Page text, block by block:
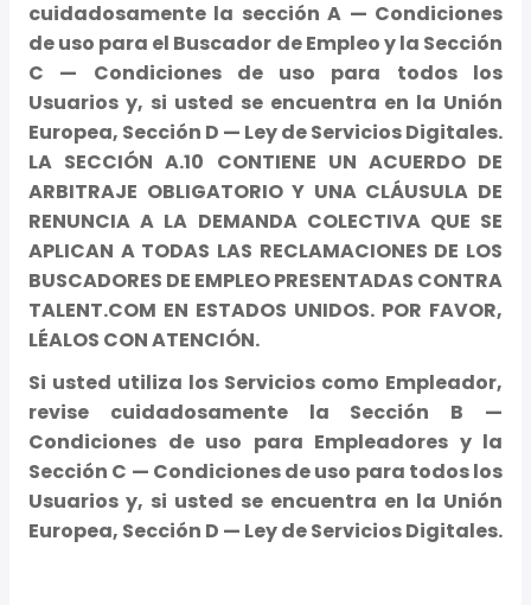
cuidadosamente la sección A — Condiciones
de uso para el Buscador de Empleo y la Sección
C — Condiciones de uso para todos los
Usuarios y, si usted se encuentra en la Unión
Europea, Sección D — Ley de Servicios Digitales.
LA SECCIÓN A.10 CONTIENE UN ACUERDO DE
ARBITRAJE OBLIGATORIO Y UNA CLÁUSULA DE
RENUNCIA A LA DEMANDA COLECTIVA QUE SE
APLICAN A TODAS LAS RECLAMACIONES DE LOS
BUSCADORES DE EMPLEO PRESENTADAS CONTRA
TALENT.COM EN ESTADOS UNIDOS. POR FAVOR,
LÉALOS CON ATENCIÓN.
Si usted utiliza los Servicios como Empleador,
revise cuidadosamente la Sección B —
Condiciones de uso para Empleadores y la
Sección C — Condiciones de uso para todos los
Usuarios y, si usted se encuentra en la Unión
Europea, Sección D — Ley de Servicios Digitales.